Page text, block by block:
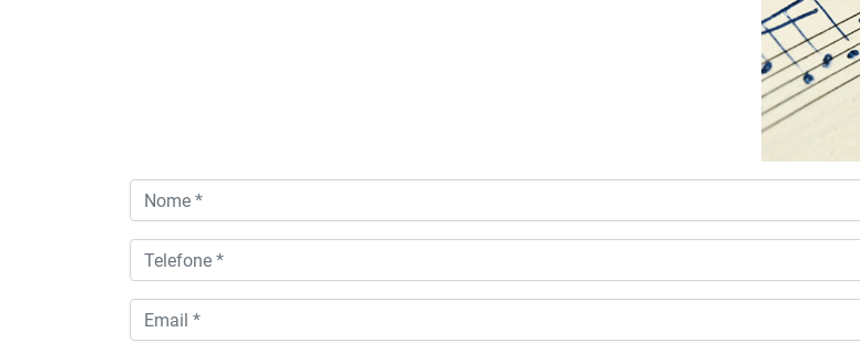
Nome
Telefone
Email